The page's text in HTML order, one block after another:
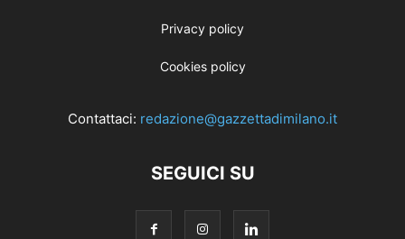
Privacy policy
Cookies policy
Contattaci: redazione@gazzettadimilano.it
SEGUICI SU